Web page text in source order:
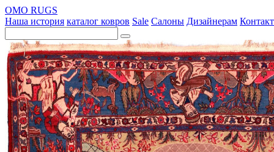
OMO RUGS
Наша история каталог ковров Sale Салоны Дизайнерам